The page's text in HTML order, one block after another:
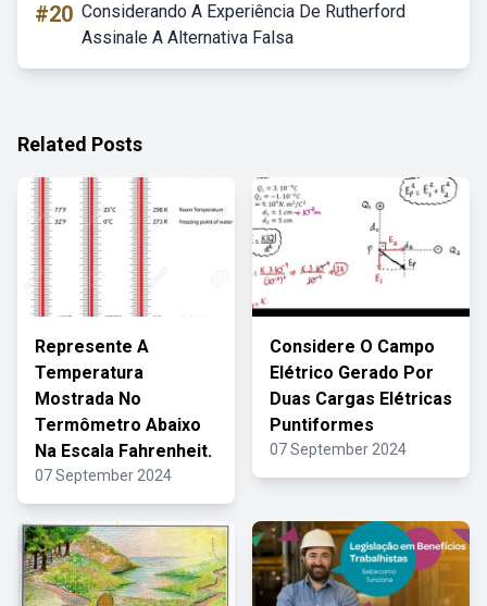
#20 Considerando A Experiência De Rutherford
Assinale A Alternativa Falsa
Related Posts
Represente A
Temperatura
Mostrada No
Termômetro Abaixo
Na Escala Fahrenheit.
07 September 2024
Considere O Campo
Elétrico Gerado Por
Duas Cargas Elétricas
Puntiformes
07 September 2024